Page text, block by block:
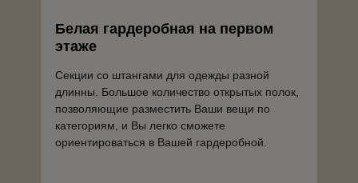
Белая гардеробная на первом
этаже
Секции со штангами для одежды разной
длинны. Большое количество открытых полок,
позволяющие разместить Ваши вещи по
категориям, и Вы легко сможете
ориентироваться в Вашей гардеробной.